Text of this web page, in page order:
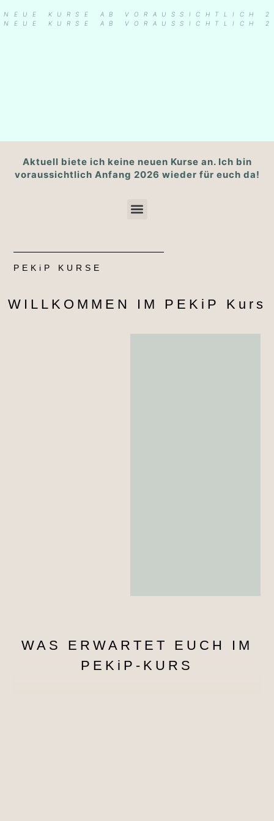
KURSE AB VORAUSSICHTLICH
KURSE AB VORAUSSICHTLICH
Aktuell biete ich keine neuen Kurse an. Ich bin
voraussichtlich Anfang 2026 wieder für euch da!
PEKiP KURSE
WILLKOMMEN IM PEKiP Kurs
WAS ERWARTET EUCH IM
PEKiP-KURS